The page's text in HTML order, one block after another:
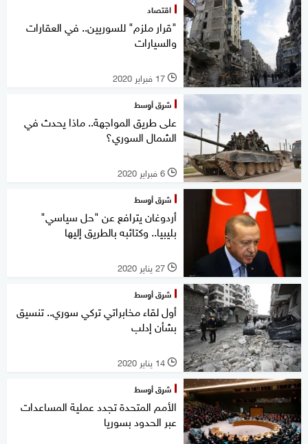
اقتصاد
"قرار ملزم" للسوريين.. في العقارات
والسيارات
l 17 فبراير 2020
شرق أوسط
على طريق المواجهة.. ماذا يحدث في
الشمال السوري؟
l 6 فبراير 2020
شرق أوسط
أردوغان يترافع عن "حل سياسي"
بليبيا.. وكتائبه بالطريق إليها
l 27 يناير 2020
شرق أوسط
أول لقاء مخابراتي تركي سوري.. تنسيق
بشأن إدلب
l 14 يناير 2020
شرق أوسط
الأمم المتحدة تجدد عملية المساعدات
عبر الحدود بسوريا